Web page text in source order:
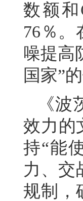
数额
76％。
噪提高
国家”
《
效力的
持“能
力、交
规制，